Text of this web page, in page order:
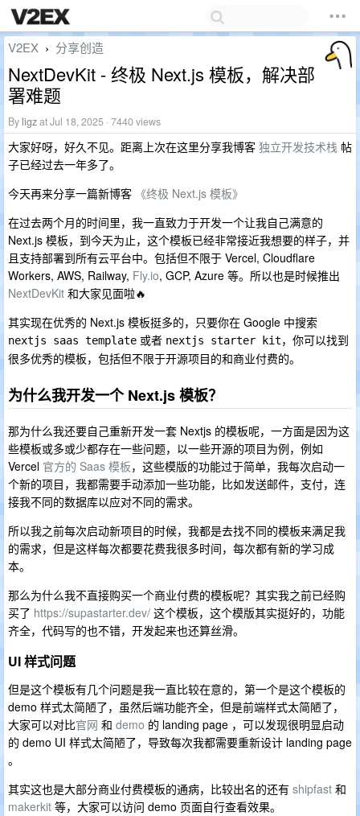
V2EX › 分享创造
NextDevKit - 终极 Next.js 模板，解决部
署难题
By ligzat Jul 18, 2025 · 7440 views
大家好呀，好久不见。距离上次在这里分享我博客 独立开发技术栈 帖
子已经过去一年多了。
今天再来分享一篇新博客 《终极 Next.js 模板》
在过去两个月的时间里，我一直致力于开发一个让我自己满意的
Next.js 模板，到今天为止，这个模板已经非常接近我想要的样子，并
且支持部署到所有云平台中。包括但不限于 Vercel, Cloudflare
Workers, AWS, Railway, Fly.io, GCP, Azure 等。所以也是时候推出
NextDevKit 和大家见面啦🔥
其实现在优秀的 Next.js 模板挺多的，只要你在 Google 中搜索
nextjs saas template 或者 nextjs starter kit，你可以找到
很多优秀的模板，包括但不限于开源项目的和商业付费的。
为什么我开发一个 Next.js 模板？
那为什么我还要自己重新开发一套 Nextjs 的模板呢，一方面是因为这
些模板或多或少都存在一些问题，以一些开源的项目为例，例如
Vercel 官方的 Saas 模板，这些模版的功能过于简单，我每次启动一
个新的项目，我都需要手动添加一些功能，比如发送邮件，支付，连
接我不同的数据库以应对不同的需求。
所以我之前每次启动新项目的时候，我都是去找不同的模板来满足我
的需求，但是这样每次都要花费我很多时间，每次都有新的学习成
本。
那么为什么我不直接购买一个商业付费的模板呢？其实我之前已经购
买了 https://supastarter.dev/ 这个模板，这个模版其实挺好的，功能
齐全，代码写的也不错，开发起来也还算丝滑。
UI 样式问题
但是这个模板有几个问题是我一直比较在意的，第一个是这个模板的
demo 样式太简陋了，虽然后端功能齐全，但是前端样式太简陋了，
大家可以对比官网 和 demo 的 landing page ，可以发现很明显启动
的 demo UI 样式太简陋了，导致每次我都需要重新设计 landing page
。
其实这也是大部分商业付费模板的通病，比较出名的还有 shipfast 和
makerkit 等，大家可以访问 demo 页面自行查看效果。